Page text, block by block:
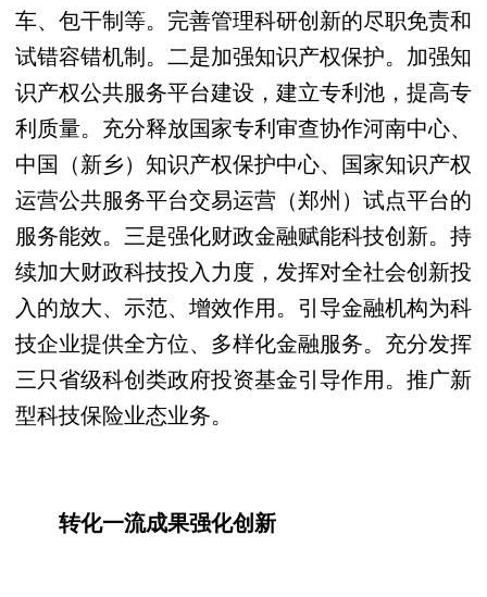
车、包干制等。完善管理科研创新的尽职免责和
试错容错机制。二是加强知识产权保护。加强知
识产权公共服务平台建设，建立专利池，提高专
利质量。充分释放国家专利审查协作河南中心、
中国（新乡）知识产权保护中心、国家知识产权
运营公共服务平台交易运营（郑州）试点平台的
服务能效。三是强化财政金融赋能科技创新。持
续加大财政科技投入力度，发挥对全社会创新投
入的放大、示范、增效作用。引导金融机构为科
技企业提供全方位、多样化金融服务。充分发挥
三只省级科创类政府投资基金引导作用。推广新
型科技保险业态业务。
转化一流成果强化创新